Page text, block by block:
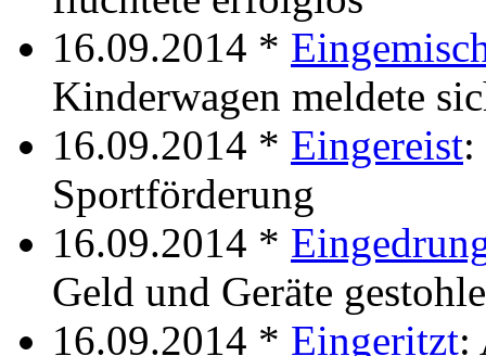
16.09.2014 *
Kinderwagen meldete
16.09.2014 * Eingereist:
Sportförderung
16.09.2014 *
Geld und Geräte
16.09.2014 * Eingeritzt: